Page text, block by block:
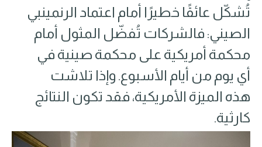
تُشكّل عائقًا خطيرًا أمام اعتماد الرنمينبي
الصيني: فالشركات تُفضّل المثول أمام
محكمة أمريكية على محكمة صينية في
أي يوم من أيام الأسبوع. وإذا تلاشت
هذه الميزة الأمريكية، فقد تكون النتائج
كارثية.